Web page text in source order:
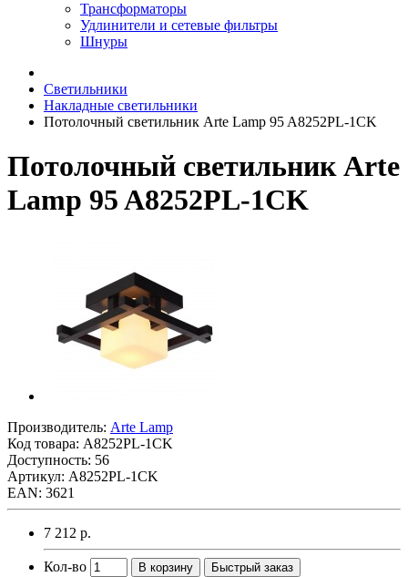
Трансформаторы
Удлинители и сетевые фильтры
Шнуры
Светильники
Накладные светильники
Потолочный светильник Arte Lamp 95 A8252PL-1CK
Потолочный светильник Arte
Lamp 95 A8252PL-1CK
Производитель: Arte Lamp
Код товара: A8252PL-1CK
Доступность: 56
Артикул: A8252PL-1CK
EAN: 3621
7 212 р.
Кол-во В корзину Быстрый заказ